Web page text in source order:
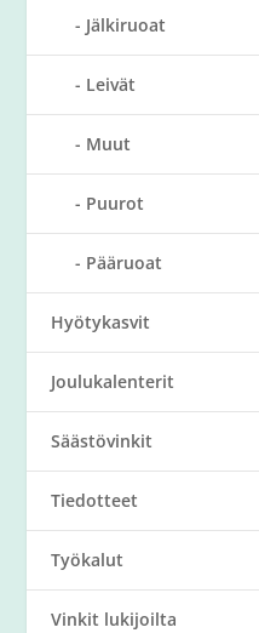
Jälkiruoat
Leivät
Muut
Puurot
Pääruoat
Hyötykasvit
Joulukalenterit
Säästövinkit
Tiedotteet
Työkalut
Vinkit lukijoilta